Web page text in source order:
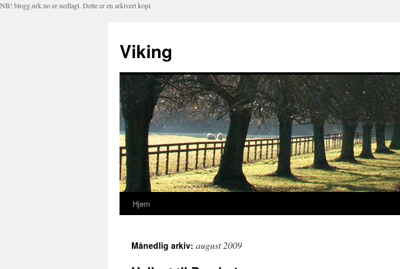
NB! blogg.nrk.no er nedlagt. Dette er en arkivert kopi
Viking
Hopp
innhold
Hjem
Månedlig arkiv: august 2009